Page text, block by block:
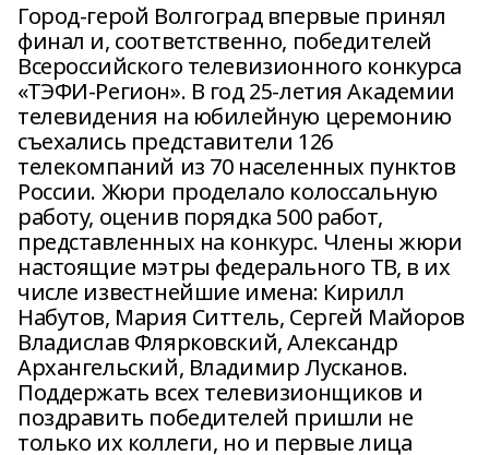
Город-герой Волгоград впервые принял
финал и, соответственно, победителей
Всероссийского телевизионного конкурса
«ТЭФИ-Регион». В год 25-летия Академии
телевидения на юбилейную церемонию
съехались представители 126
телекомпаний из 70 населенных пунктов
России. Жюри проделало колоссальную
работу, оценив порядка 500 работ,
представленных на конкурс. Члены жюри
настоящие мэтры федерального ТВ, в их
числе известнейшие имена: Кирилл
Набутов, Мария Ситтель, Сергей Майоров
Владислав Флярковский, Александр
Архангельский, Владимир Лусканов.
Поддержать всех телевизионщиков и
поздравить победителей пришли не
только их коллеги, но и первые лица